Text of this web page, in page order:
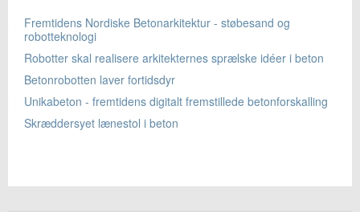
Fremtidens Nordiske Betonarkitektur - støbesand og
robotteknologi
Robotter skal realisere arkitekternes sprælske idéer i beton
Betonrobotten laver fortidsdyr
Unikabeton - fremtidens digitalt fremstillede betonforskalling
Skræddersyet lænestol i beton